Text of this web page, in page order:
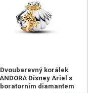
Dvoubarevný korálek
Disney Ariel s
diamantem